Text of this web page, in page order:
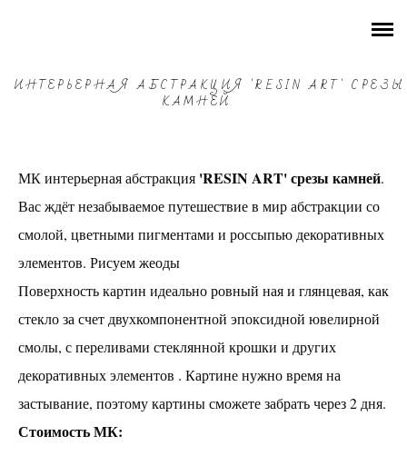
РАСПИСАНИЕ
Все мастер-классы по СМОЛЕ
АБСТРАКЦИЯ "RESIN ART"
Интерьерная абстракция 'RESIN ART' срезы
камней
Интерьерная абстракция 'RESIN OCEAN'.
СЕРВИРОВОЧНЫЕ ДОСКИ С ДЕКОРОМ
RESINART
ЧАСЫ В ТЕХНИКЕ "RESIN ART"
БОТАНИКА в смоле
ДЕКОР СМОЛОЙ ЖУРНАЛЬНОГО СТОЛИКА
ИНТЕРЬЕРНАЯ АБСТРАКЦИЯ 'RESIN ART' СРЕЗЫ
КАМНЕЙ
МК интерьерная абстракция 'RESIN ART' срезы камней.
Вас ждёт незабываемое путешествие в мир абстракции со
смолой, цветными пигментами и россыпью декоративных
элементов. Рисуем жеоды
Поверхность картин идеально ровный ная и глянцевая, как
стекло за счет двухкомпонентной эпоксидной ювелирной
смолы, с переливами стеклянной крошки и других
декоративных элементов . Картине нужно время на
застывание, поэтому картины сможете забрать через 2 дня.
Стоимость МК: